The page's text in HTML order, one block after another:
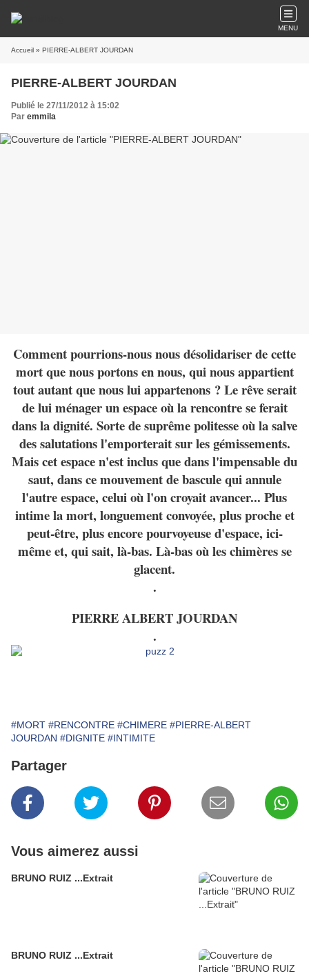
MENU
Accueil » PIERRE-ALBERT JOURDAN
PIERRE-ALBERT JOURDAN
Publié le 27/11/2012 à 15:02
Par emmila
Comment pourrions-nous nous désolidariser de cette
mort que nous portons en nous, qui nous appartient
tout autant que nous lui appartenons ? Le rêve serait
de lui ménager un espace où la rencontre se ferait
dans la dignité. Sorte de suprême politesse où la salve
des salutations l'emporterait sur les gémissements.
Mais cet espace n'est inclus que dans l'impensable du
saut, dans ce mouvement de bascule qui annule
l'autre espace, celui où l'on croyait avancer... Plus
intime la mort, longuement convoyée, plus proche et
peut-être, plus encore pourvoyeuse d'espace, ici-
même et, qui sait, là-bas. Là-bas où les chimères se
glacent.
.
PIERRE ALBERT JOURDAN
.
#MORT #RENCONTRE #CHIMERE #PIERRE-ALBERT
JOURDAN #DIGNITE #INTIMITE
Partager
Vous aimerez aussi
BRUNO RUIZ ...Extrait
BRUNO RUIZ ...Extrait